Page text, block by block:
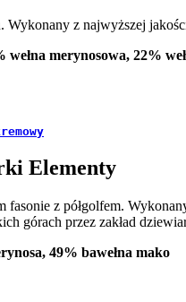
Wykonany z najwyższej
wełna merynosowa, 22%
Elementy
fasonie z półgolfem.
górach przez zakład
49% bawełna mako